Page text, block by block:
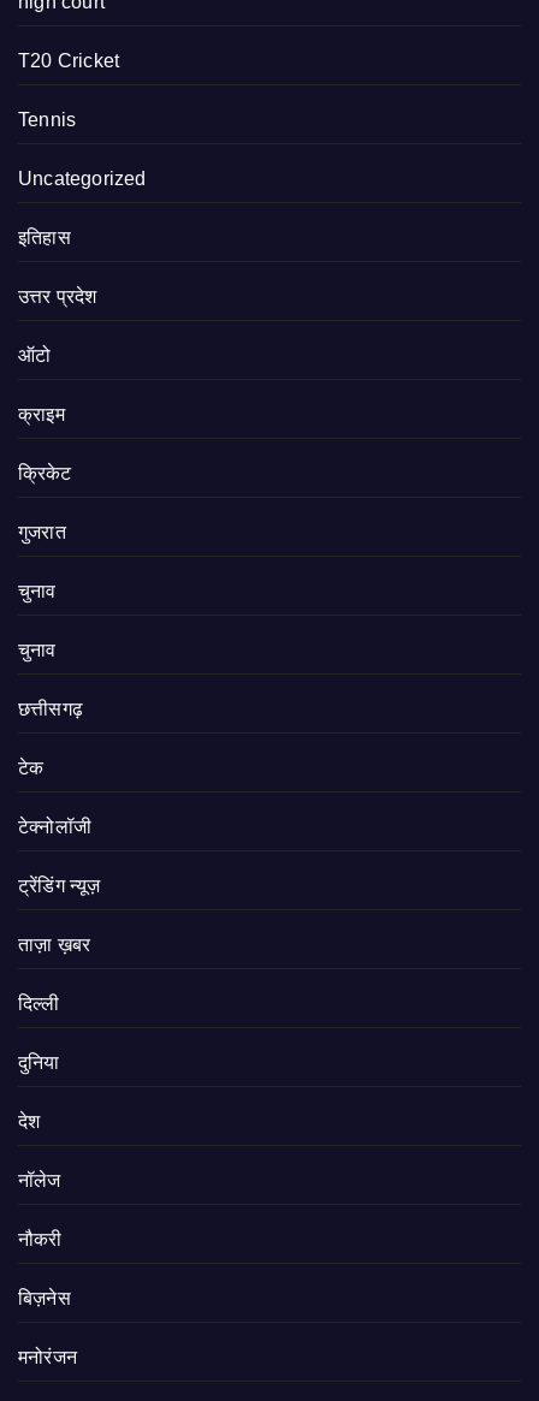
T20 Cricket
Tennis
Uncategorized
इतिहास
उत्तर प्रदेश
ऑटो
क्राइम
क्रिकेट
गुजरात
चुनाव
चुनाव
छत्तीसगढ़
टेक
टेक्नोलॉजी
ट्रेंडिंग न्यूज़
ताज़ा ख़बर
दिल्ली
दुनिया
देश
नॉलेज
नौकरी
बिज़नेस
मनोरंजन